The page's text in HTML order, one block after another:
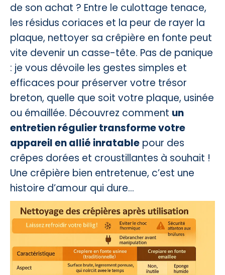
de son achat ? Entre le culottage tenace,
les résidus coriaces et la peur de rayer la
plaque, nettoyer sa crêpière en fonte peut
vite devenir un casse-tête. Pas de panique
: je vous dévoile les gestes simples et
efficaces pour préserver votre trésor
breton, quelle que soit votre plaque, usinée
ou émaillée. Découvrez comment un
entretien régulier transforme votre
appareil en allié inratable pour des
crêpes dorées et croustillantes à souhait !
Une crêpière bien entretenue, c’est une
histoire d’amour qui dure…